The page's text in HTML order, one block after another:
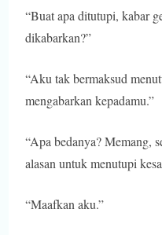
“Buat apa ditutupi, kabar
dikabarkan?”
“Aku tak bermaksud
mengabarkan kepadamu.”
“Apa bedanya? Memang,
alasan untuk menutupi
“Maafkan aku.”